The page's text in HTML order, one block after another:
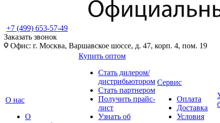
+7 (499) 653-57-49
Заказать звонок
Офис: г. Москва, Варшавское шоссе, д. 47, корп. 4, пом. 19
О нас
О
Купить оптом
Стать дилером/
дистрибьютором
Стать партнером
Получить прайс-
лист
Узнать об
Сервис
Оплата
Доставка
Условия